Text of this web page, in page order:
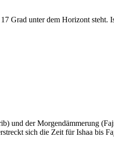
Grad unter dem Horizont steht.
und der Morgendämmerung
sich die Zeit für Ishaa bis